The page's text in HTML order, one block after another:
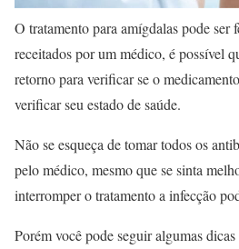
O tratamento para amígdalas pode ser
receitados por um médico, é possível
retorno para verificar se o
verificar seu estado de saúde.
Não se esqueça de tomar todos os
pelo médico, mesmo que se sinta
interromper o tratamento a infecção
Porém você pode seguir algumas